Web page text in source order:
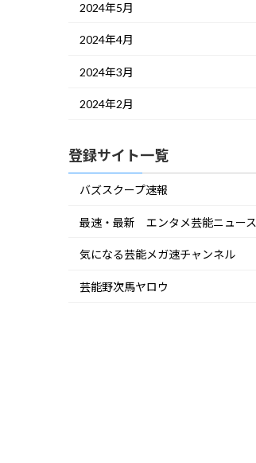
2024年5月
2024年4月
2024年3月
2024年2月
登録サイト一覧
バズスクープ速報
最速・最新 エンタメ芸能ニュー
気になる芸能メガ速チャンネル
芸能野次馬ヤロウ